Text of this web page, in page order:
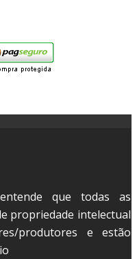
que todas as
propriedade intelectual
produtores e estão